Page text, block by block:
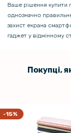
Ваше рішення купити
однозначно
захист екрана
гаджет у відмінному
Покупці,
-15%